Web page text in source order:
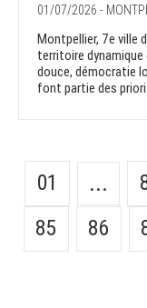
01/07/2026 -
Montpellier, 7e ville
territoire
douce, démocratie
font partie des
01 ...
85
86